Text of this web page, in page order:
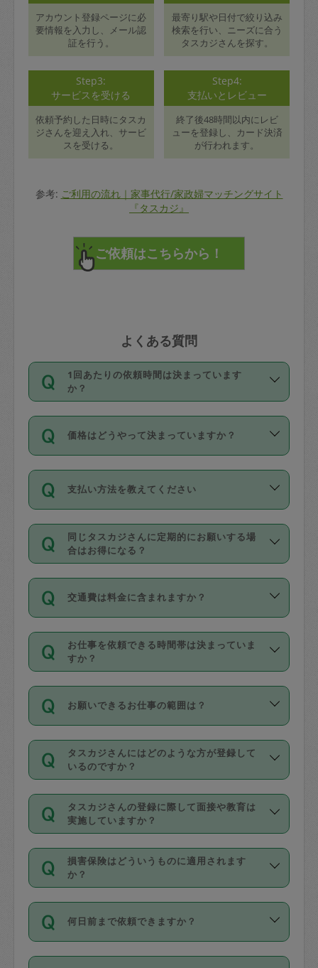
アカウント登録ページに必
要情報を入力し、メール認
証を行う。
最寄り駅や日付で絞り込み
検索を行い、ニーズに合う
タスカジさんを探す。
Step3:
サービスを受ける
依頼予約した日時にタスカ
ジさんを迎え入れ、サービ
スを受ける。
Step4:
支払いとレビュー
終了後48時間以内にレビ
ューを登録し、カード決済
が行われます。
参考: ご利用の流れ｜家事代行/家政婦マッチングサイト
『タスカジ』
よくある質問
1回あたりの依頼時間は決まっています
か？
依頼1回につき3時間固定です。3時間を
超えて依頼したい場合は、延長機能をご
利用ください。機能をご利用いただくに
の上事前申請することが必要です。な
お、3時間を下回っても、値引き等はござ
いません。
価格はどうやって決まっていますか？
11種類の価格帯の中からタスカジさん自
身が価格を選んで設定しています。
タスカジさんの価格設定には最初は制限
があり、レビュー件数、レビューの平均
値、などで除々に設定可能な最高額が上
がっていく仕組みになっています。
支払い方法を教えてください
お支払方法はクレジットカード（Visa／
Master／JCB／AMERICAN EXPRESS／
Diners Club）のみとなります。
を行う際にご入力ください。プロフィー
ル登録時にはご入力いただかなくても大
丈夫です。
デビットカード・プリペイドカード（Vプ
リカ、au WALLETなど）は支払にはご利
銀行振込や現金払いも対応していませ
なお、タスカジさんの交通費も、依頼料
金のご請求と合わせてお支払いとなりま
動計算で表示されます。
同じタスカジさんに定期的にお願いする場
合はお得になる？
依頼には「スポット」と「定期（毎週｜
隔週）」があり、「定期」の依頼は「ス
ポット」よりお得な料金でご利用できま
す。
定期の最低利用回数は設けていない代わ
りに、一定数を超えたキャンセルは有償
（例：毎週定期の場合は３回以上のキャ
ンセルが有償（1200円、隔週定期の場合
は２回以上のキャンセルが有償（1200
交通費は料金に含まれますか？
交通費は依頼料金とは別途発生し、依頼
料金のご請求と合わせてお支払いとなり
ます。交通費の金額は「依頼の詳細」に
お仕事を依頼できる時間帯は決まっていま
すか？
時間帯は3種類あります。いずれも１回あ
たり３時間です。
・ＡＭ ９時～１２時
・ＰＭ １３時～１６時
・夜 １８時～２１時
開始時間を２時間前後変更することが可
能です。依頼送信後、個別にタスカジさ
んにメッセージを送り調整してくださ
い。ただし、２時間を越えての調整はで
時間も被らない場合、損害保険の対象外
お願いできるお仕事の範囲は？
掃除、整理収納、洗濯、買い物、料理、
作り置きです。タスカジさんによってで
きる仕事の範囲が異なりますので、依頼
する前にタスカジさんのプロフィールで
確認してください。
基本的に、高所での作業や危険作業、屋
外での作業は対象外です。
タスカジさんにはどのような方が登録して
いるのですか？
主婦として長年の家事経験をお持ちの
方、栄養士・調理師といった資格者で保
育園や学校の給食やレストランで料理関
係の専門職に従事されていた方、日本で
すでにハウスキーパーや英語の先生とし
てお仕事をしているフィリピン出身の
社員など様々なバックグラウンドの方が
登録しています。
タスカジさんの登録に際して面接や教育は
実施していますか？
応募の際に、各自事務局との面接と説明
を行っています。その後、身分証明書の
写真提出をしていただいています。外国
確認しています。タスカジさんトレーニ
ング動画を使ったセルフトレーニングの
損害保険はどういうものに適用されます
か？
依頼者とタスカジさんとの間でタスカジ
を通して成立した作業時間内での作業に
適用されます。作業範囲は、掃除、洗
何日前まで依頼できますか？
ご依頼は、現在を起点に3日後（72時間